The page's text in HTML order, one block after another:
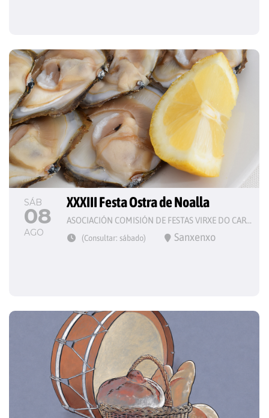
SÁB
08
AGO
XXXIII Festa Ostra de Noalla
ASOCIACIÓN COMISIÓN DE FESTAS VIRXE DO CARME
(Consultar: sábado) Sanxenxo